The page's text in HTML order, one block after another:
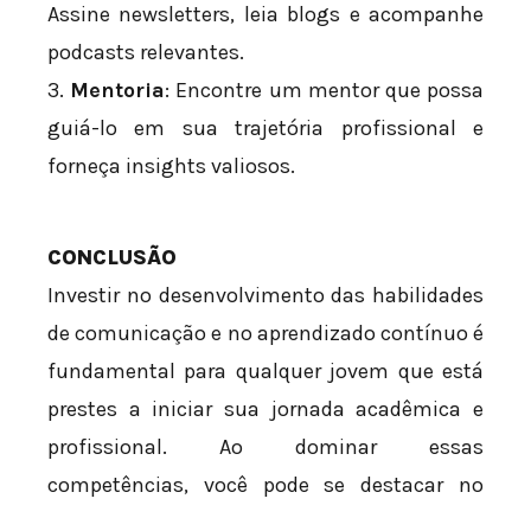
Assine newsletters, leia blogs e acompanhe
podcasts relevantes.
3. Mentoria: Encontre um mentor que possa
guiá-lo em sua trajetória profissional e
forneça insights valiosos.
CONCLUSÃO
Investir no desenvolvimento das habilidades
de comunicação e no aprendizado contínuo é
fundamental para qualquer jovem que está
prestes a iniciar sua jornada acadêmica e
profissional. Ao dominar essas
competências, você pode se destacar no